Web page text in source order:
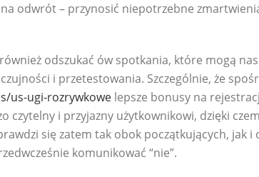
odwrót – przynosić niepotrzebne
odszukać ów spotkania, które mogą
i przetestowania. Szczególnie, że
us-ugi-rozrywkowe lepsze bonusy na
i przyjazny użytkownikowi, dzięki
się zatem tak obok początkujących, jak
komunikować “nie”.